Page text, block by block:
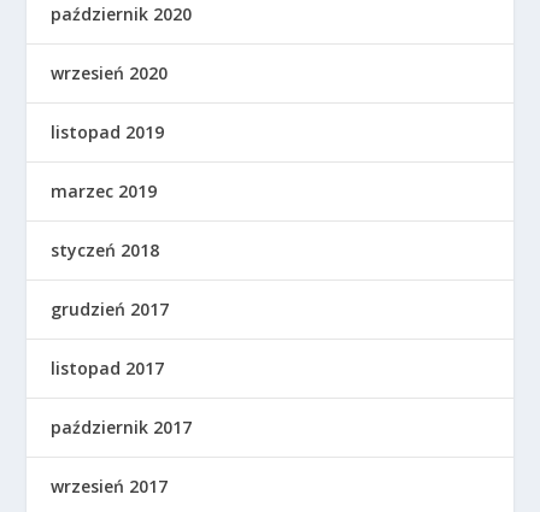
październik 2020
wrzesień 2020
listopad 2019
marzec 2019
styczeń 2018
grudzień 2017
listopad 2017
październik 2017
wrzesień 2017